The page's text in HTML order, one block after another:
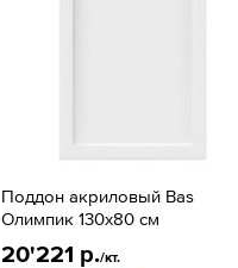
Поддон акриловый Bas
Олимпик 130х80 см
20'221 р./кт.